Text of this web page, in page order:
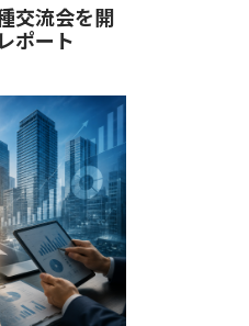
交流会を開
ポート